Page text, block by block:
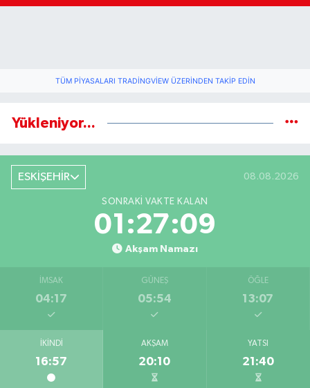
TÜM PIYASALARI TRADINGVIEW ÜZERINDEN TAKIP EDIN
Yükleniyor...
ESKİŞEHİR 08.08.2026
SONRAKI VAKTE KALAN
01:27:08
Akşam Namazı
İMSAK
04:17
GÜNEŞ
05:54
ÖĞLE
13:07
İKINDI
16:57
AKŞAM
20:10
YATSI
21:40